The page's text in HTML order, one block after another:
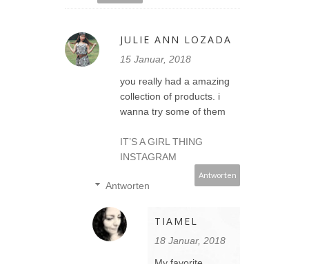
JULIE ANN LOZADA
15 Januar, 2018
you really had a amazing
collection of products. i
wanna try some of them
IT’S A GIRL THING
INSTAGRAM
Antworten
Antworten
TIAMEL
18 Januar, 2018